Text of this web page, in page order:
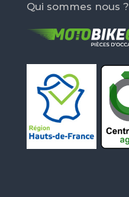
Qui sommes nous ?